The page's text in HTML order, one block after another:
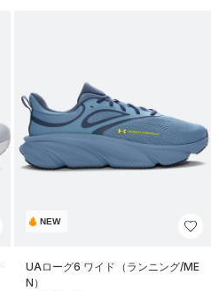
NEW
UAローグ6 ワイド（ランニング/ME
N）